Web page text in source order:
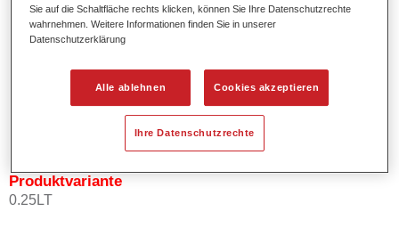
Bietet eine hohe Farbtongenauigkeit und gleichmäßige
Effektausrichtung.
Fördert kurze Prozesszeiten.
Ermöglicht einfaches und sicheres Einlackieren.
Kann variabel eingesetzt werden, z.B. für Innenraum-,
Mehrschicht- und Mehrfarbenlackierungen.
Produktvariante
0.25LT
Sie auf die Schaltfläche rechts klicken, können Sie Ihre Datenschutzrechte
wahrnehmen. Weitere Informationen finden Sie in unserer
Datenschutzerklärung
Alle ablehnen Cookies akzeptieren
Ihre Datenschutzrechte